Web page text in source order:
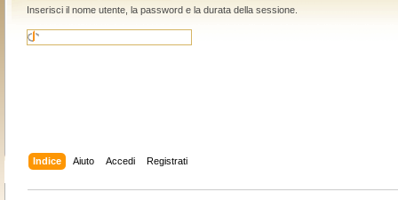
Inserisci il nome utente, la password e la durata della sessione.
Indice Aiuto Accedi Registrati